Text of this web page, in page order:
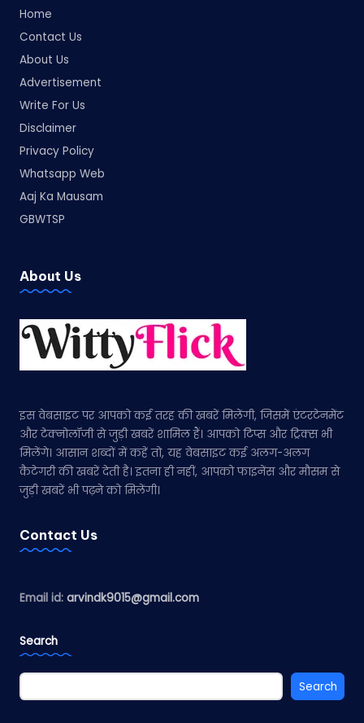
Home
Contact Us
About Us
Advertisement
Write For Us
Disclaimer
Privacy Policy
Whatsapp Web
Aaj Ka Mausam
GBWTSP
About Us
इस वेबसाइट पर आपको कई तरह की खबरें मिलेंगी, जिसमें एंटरटेनमेंट
और टेक्नोलॉजी से जुड़ी खबरें शामिल हैं। आपको टिप्स और ट्रिक्स भी
मिलेंगे। आसान शब्दों में कहें तो, यह वेबसाइट कई अलग-अलग
कैटेगरी की खबरें देती है। इतना ही नहीं, आपको फाइनेंस और मौसम से
जुड़ी खबरें भी पढ़ने को मिलेंगी।
Contact Us
Email id: arvindk9015@gmail.com
Search
Search